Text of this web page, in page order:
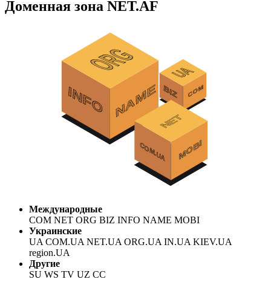
Доменная зона NET.AF
Международные
COM NET ORG BIZ INFO NAME MOBI
Украинские
UA COM.UA NET.UA ORG.UA IN.UA KIEV.UA
region.UA
Другие
SU WS TV UZ CC